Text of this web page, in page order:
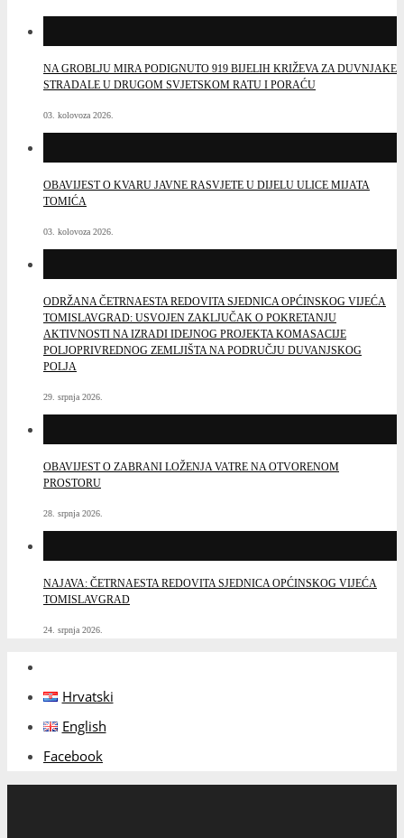
NA GROBLJU MIRA PODIGNUTO 919 BIJELIH KRIŽEVA ZA DUVNJAKE
STRADALE U DRUGOM SVJETSKOM RATU I PORAĆU
03. kolovoza 2026.
OBAVIJEST O KVARU JAVNE RASVJETE U DIJELU ULICE MIJATA
TOMIĆA
03. kolovoza 2026.
ODRŽANA ČETRNAESTA REDOVITA SJEDNICA OPĆINSKOG VIJEĆA
TOMISLAVGRAD: USVOJEN ZAKLJUČAK O POKRETANJU
AKTIVNOSTI NA IZRADI IDEJNOG PROJEKTA KOMASACIJE
POLJOPRIVREDNOG ZEMLJIŠTA NA PODRUČJU DUVANJSKOG
POLJA
29. srpnja 2026.
OBAVIJEST O ZABRANI LOŽENJA VATRE NA OTVORENOM
PROSTORU
28. srpnja 2026.
NAJAVA: ČETRNAESTA REDOVITA SJEDNICA OPĆINSKOG VIJEĆA
TOMISLAVGRAD
24. srpnja 2026.
Hrvatski
English
Facebook